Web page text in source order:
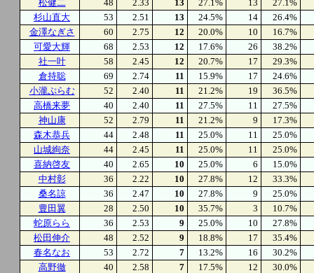
松健二
48 2.33 13 27.1% 13
27.1%
杉山直大
53 2.51 13 24.5% 14
26.4%
金澤なぎさ
60 2.75 12 20.0% 10
16.7%
可愛大輝
68 2.53 12 17.6% 26
38.2%
社一叶
58 2.45 12 20.7% 17
29.3%
倉持聡
69 2.74 11 15.9% 17
24.6%
小瀧ぷらむ
52 2.40 11 21.2% 19
36.5%
高橋来夢
40 2.40 11 27.5% 11
27.5%
神山康
52 2.79 11 21.2% 9
17.3%
森木恭兵
44 2.48 11 25.0% 11
25.0%
山城絢奈
44 2.45 11 25.0% 11
25.0%
喜納啓友
40 2.65 10 25.0% 6
15.0%
中村彰
36 2.22 10 27.8% 12
33.3%
桑名諒
36 2.47 10 27.8% 9
25.0%
豊田翼
28 2.50 10 35.7% 3
10.7%
蛇原らら
36 2.53 9 25.0% 10
27.8%
松田伸介
48 2.52 9 18.8% 17
35.4%
春名なお
53 2.72 7 13.2% 16
30.2%
高野徹
40 2.58 7 17.5% 12
30.0%